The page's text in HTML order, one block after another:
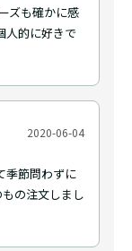
ズも確かに感
人的に好きで
2020-06-04
季節問わずに
の注文しまし